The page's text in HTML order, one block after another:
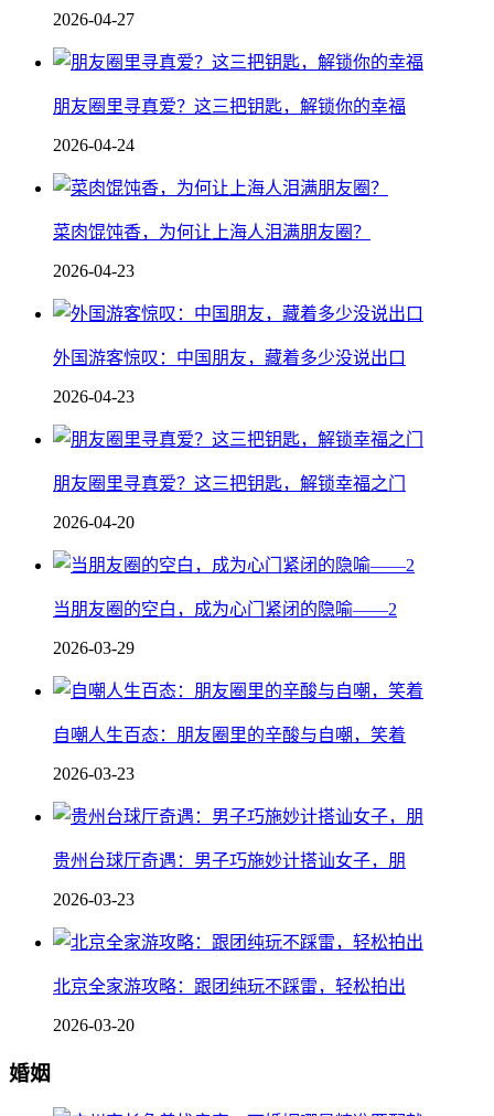
2026-04-27
朋友圈里寻真爱？这三把钥匙，解锁你的幸福
2026-04-24
菜肉馄饨香，为何让上海人泪满朋友圈？
2026-04-23
外国游客惊叹：中国朋友，藏着多少没说出口
2026-04-23
朋友圈里寻真爱？这三把钥匙，解锁幸福之门
2026-04-20
当朋友圈的空白，成为心门紧闭的隐喻——2
2026-03-29
自嘲人生百态：朋友圈里的辛酸与自嘲，笑着
2026-03-23
贵州台球厅奇遇：男子巧施妙计搭讪女子，朋
2026-03-23
北京全家游攻略：跟团纯玩不踩雷，轻松拍出
2026-03-20
婚姻